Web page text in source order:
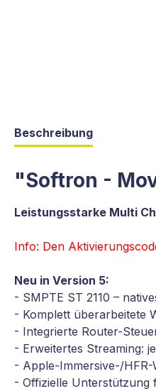
Beschreibung
"Softron -
Leistungsstarke Multi
Info: Den
Neu in Version 5:
- SMPTE ST 2110 –
- Komplett überarbeitete
- Integrierte Router-
- Erweitertes Streaming:
- Apple-Immersive-/HFR-
- Offizielle Unterstützung